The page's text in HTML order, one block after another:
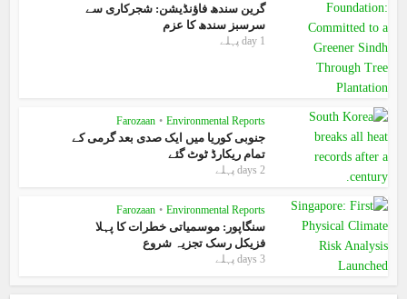
گرین سندھ فاؤنڈیشن: شجرکاری سے
سرسبز سندھ کا عزم
1 day پہلے
Environmental Reports
•
Farozaan
جنوبی کوریا میں ایک صدی بعد گرمی کے
تمام ریکارڈ ٹوٹ گئے
2 days پہلے
Environmental Reports
•
Farozaan
سنگاپور: موسمیاتی خطرات کا پہلا
فزیکل رسک تجزیہ شروع
3 days پہلے